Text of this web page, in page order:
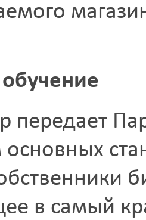
передает
в самый